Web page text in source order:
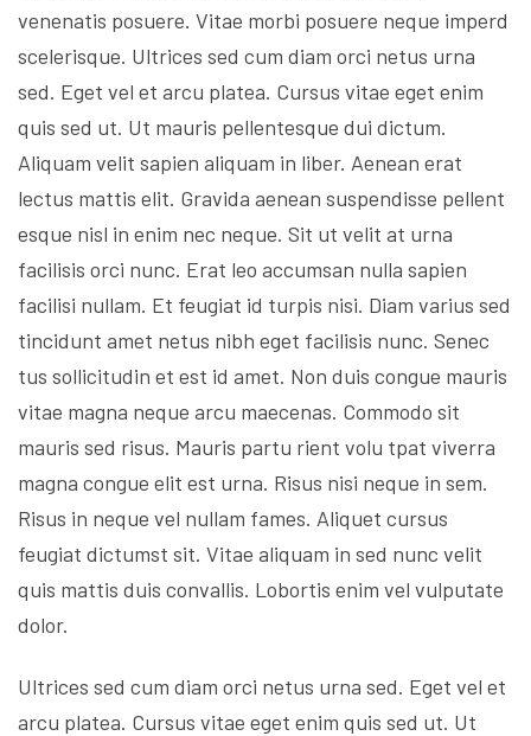
venenatis posuere. Vitae morbi posuere neque imperd
scelerisque. Ultrices sed cum diam orci netus urna
sed. Eget vel et arcu platea. Cursus vitae eget enim
quis sed ut. Ut mauris pellentesque dui dictum.
Aliquam velit sapien aliquam in liber. Aenean erat
lectus mattis elit. Gravida aenean suspendisse pellent
esque nisl in enim nec neque. Sit ut velit at urna
facilisis orci nunc. Erat leo accumsan nulla sapien
facilisi nullam. Et feugiat id turpis nisi. Diam varius sed
tincidunt amet netus nibh eget facilisis nunc. Senec
tus sollicitudin et est id amet. Non duis congue mauris
vitae magna neque arcu maecenas. Commodo sit
mauris sed risus. Mauris partu rient volu tpat viverra
magna congue elit est urna. Risus nisi neque in sem.
Risus in neque vel nullam fames. Aliquet cursus
feugiat dictumst sit. Vitae aliquam in sed nunc velit
quis mattis duis convallis. Lobortis enim vel vulputate
dolor.
Ultrices sed cum diam orci netus urna sed. Eget vel et
arcu platea. Cursus vitae eget enim quis sed ut. Ut